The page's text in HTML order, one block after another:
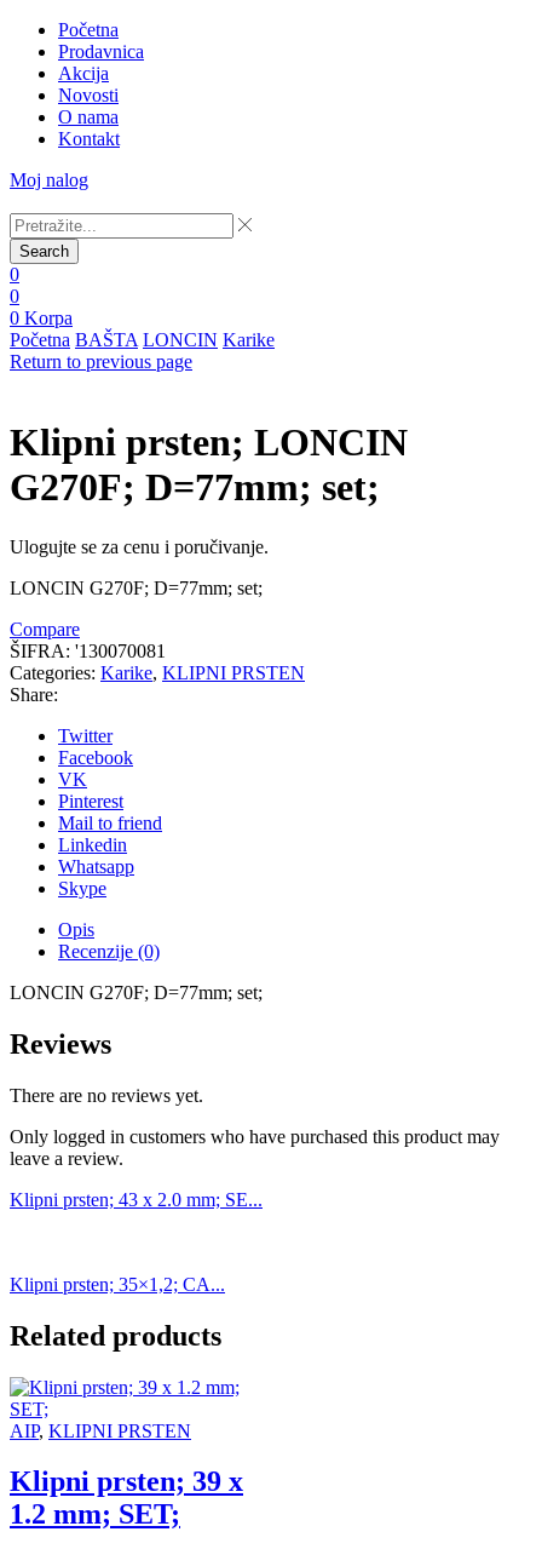
Početna
Prodavnica
Akcija
Novosti
O nama
Kontakt
Moj nalog
Search
0
0
0 Korpa
Početna BAŠTA LONCIN Karike
Return to previous page
Klipni prsten; LONCIN
G270F; D=77mm; set;
Ulogujte se za cenu i poručivanje.
LONCIN G270F; D=77mm; set;
Compare
ŠIFRA: '130070081
Categories: Karike, KLIPNI PRSTEN
Share:
Twitter
Facebook
VK
Pinterest
Mail to friend
Linkedin
Whatsapp
Skype
Opis
Recenzije (0)
LONCIN G270F; D=77mm; set;
Reviews
There are no reviews yet.
Only logged in customers who have purchased this product may
leave a review.
Klipni prsten; 43 x 2.0 mm; SE...
Klipni prsten; 35×1,2; CA...
Related products
AIP, KLIPNI PRSTEN
Klipni prsten; 39 x
1.2 mm; SET;